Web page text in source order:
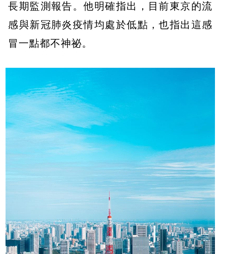
長期監測報告。他明確指出，目前東京的流
感與新冠肺炎疫情均處於低點，也指出這感
冒一點都不神祕。